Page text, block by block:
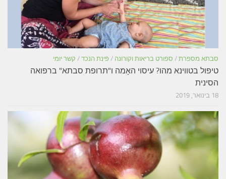
סבתא מספרת / ספורט בריאות וקורונה / פינת הנכד / קשר יומי
טיפול בטווינא מהו? עיסוי האָמה ו"תרופת סבתא" ברפואה
הסינית
18 בינואר, 2019